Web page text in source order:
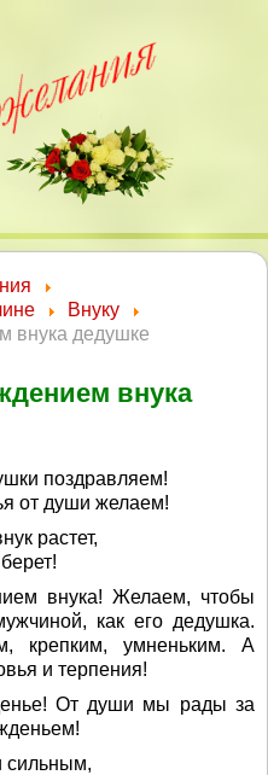
Внуку
внука дедушке
внука
поздравляем!
от души желаем!
растет,
внука! Желаем, чтобы
как его дедушка.
крепким, умненьким. А
и терпения!
От души мы рады за
сильным,